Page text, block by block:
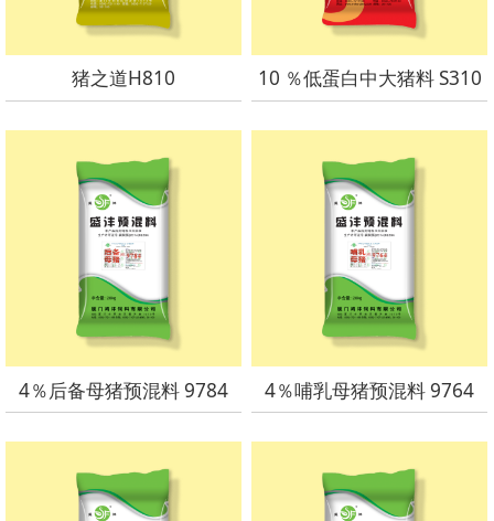
猪之道H810 10 ％低蛋白中大猪料 S310
4％后备母猪预混料 9784 4％哺乳母猪预混料 9764